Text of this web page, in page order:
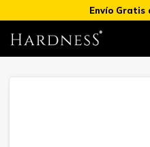
Envío Gratis